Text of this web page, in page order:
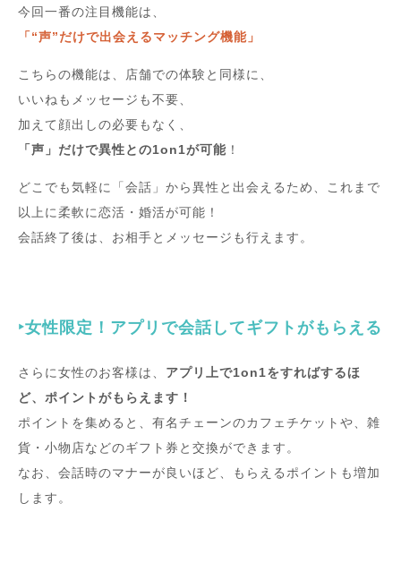
今回一番の注目機能は、
「“声”だけで出会えるマッチング機能」
こちらの機能は、店舗での体験と同様に、
いいねもメッセージも不要、
加えて顔出しの必要もなく、
「声」だけで異性との1on1が可能 ！
どこでも気軽に「会話」から異性と出会えるため、これまで
以上に柔軟に恋活・婚活が可能！
会話終了後は、お相手とメッセージも行えます。
‣女性限定！アプリで会話してギフトがもらえる
さらに女性のお客様は、 アプリ上で1on1をすればするほ
ど、ポイントがもらえます！
ポイントを集めると、有名チェーンのカフェチケットや、雑
貨・小物店などのギフト券と交換ができます。
なお、会話時のマナーが良いほど、もらえるポイントも増加
します。